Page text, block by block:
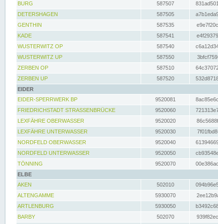
BURG
587507
DETERSHAGEN
587505
GENTHIN
587535
KADE
587541
WUSTERWITZ OP
587540
WUSTERWITZ UP
587550
ZERBEN OP
587510
ZERBEN UP
587520
EIDER
EIDER-SPERRWERK BP
9520081
FRIEDRICHSTADT STRASSENBRÜCKE
9520060
LEXFÄHRE OBERWASSER
9520020
LEXFÄHRE UNTERWASSER
9520030
NORDFELD OBERWASSER
9520040
NORDFELD UNTERWASSER
9520050
TÖNNING
9520070
ELBE
AKEN
502010
ALTENGAMME
5930070
ARTLENBURG
5930050
BARBY
502070